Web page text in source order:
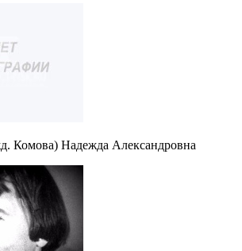
Комова) Надежда Александровна